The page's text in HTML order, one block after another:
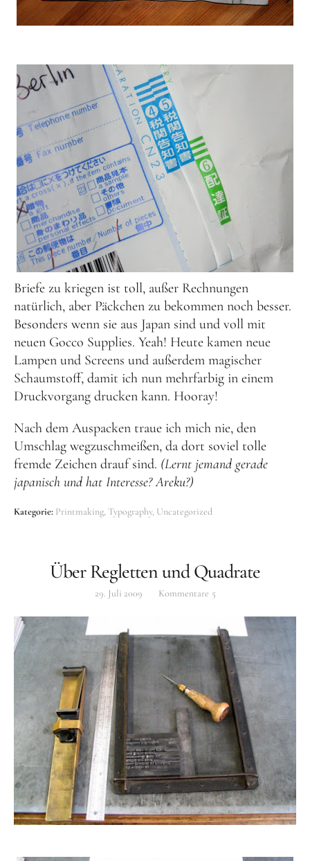
Briefe zu kriegen ist toll, außer Rechnungen
natürlich, aber Päckchen zu bekommen noch besser.
Besonders wenn sie aus Japan sind und voll mit
neuen Gocco Supplies. Yeah! Heute kamen neue
Lampen und Screens und außerdem magischer
Schaumstoff, damit ich nun mehrfarbig in einem
Druckvorgang drucken kann. Hooray!
Nach dem Auspacken traue ich mich nie, den
Umschlag wegzuschmeißen, da dort soviel tolle
fremde Zeichen drauf sind. (Lernt jemand gerade
japanisch und hat Interesse? Areku?)
Kategorie: Printmaking Typography Uncategorized
Über Regletten und Quadrate
29. Juli 2009 Kommentare 5